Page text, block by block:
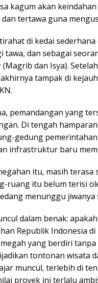
kagum akan
dan tertawa guna
di kedai
tawa, dan sebagai
(Magrib dan Isya).
tampak di
pemandangan yang
Di tengah
gedung
infrastruktur baru
itu, masih terasa
ruang itu belum terisi
menunggu jiwanya
dalam benak:
Republik Indonesia
yang berdiri
tontonan wisata
muncul, terlebih di
proyek ini terlalu